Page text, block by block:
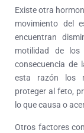
Existe otra
movimiento del
encuentran
motilidad de los
consecuencia de
esta razón los
proteger al feto,
lo que causa o
Otros factores